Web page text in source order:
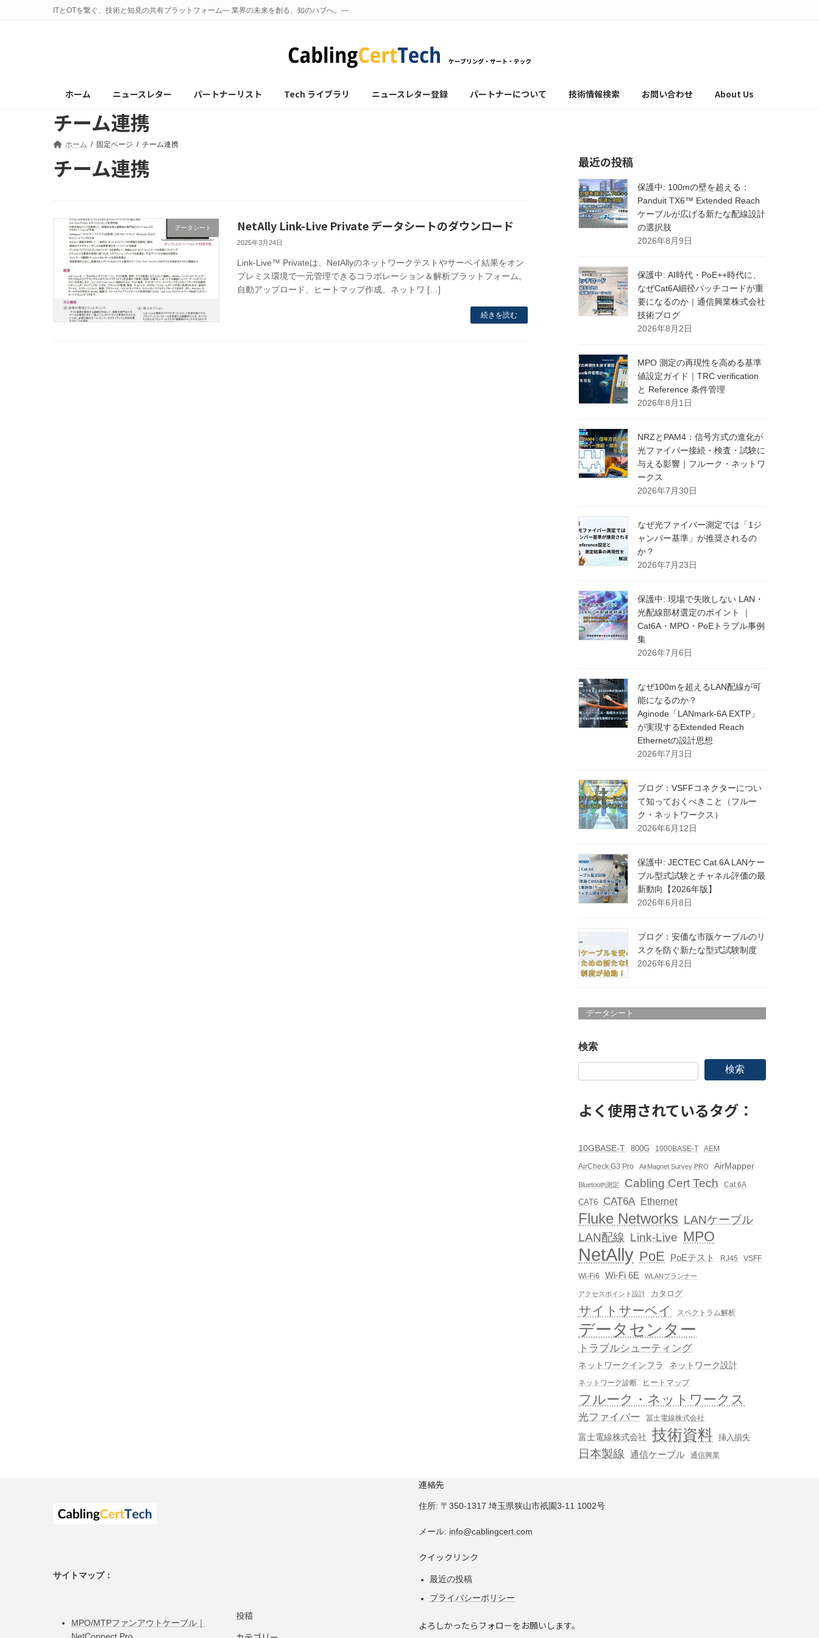
ITとOTを繋ぐ、技術と知見の共有プラットフォーム— 業界の未来を創る、知のハブへ。—
ホーム ニュースレター パートナーリスト Tech ライブラリ ニュースレター登録 パートナーについて 技術情報検索 お問い合わせ About Us
チーム連携
ホーム 固定ページ チーム連携
チーム連携
データシート NetAlly Link-Live Private データシートのダウンロード
2025年3月24日
Link-Live™ Privateは、NetAllyのネットワークテストやサーベイ結果をオン
プレミス環境で一元管理できるコラボレーション＆解析プラットフォーム。
自動アップロード、ヒートマップ作成、ネットワ […]
続きを読む
最近の投稿
保護中: 100mの壁を超える：
Panduit TX6™ Extended Reach
ケーブルが広げる新たな配線設計
の選択肢
2026年8月9日
保護中: AI時代・PoE++時代に、
なぜCat6A細径パッチコードが重
要になるのか｜通信興業株式会社
技術ブログ
2026年8月2日
MPO 測定の再現性を高める基準
値設定ガイド｜TRC verification
と Reference 条件管理
2026年8月1日
NRZとPAM4：信号方式の進化が
光ファイバー接続・検査・試験に
与える影響｜フルーク・ネットワ
ークス
2026年7月30日
なぜ光ファイバー測定では「1ジ
ャンパー基準」が推奨されるの
か？
2026年7月23日
保護中: 現場で失敗しない LAN・
光配線部材選定のポイント ｜
Cat6A・MPO・PoEトラブル事例
集
2026年7月6日
なぜ100mを超えるLAN配線が可
能になるのか？
Aginode「LANmark-6A EXTP」
が実現するExtended Reach
Ethernetの設計思想
2026年7月3日
ブログ：VSFFコネクターについ
て知っておくべきこと（フルー
ク・ネットワークス）
2026年6月12日
保護中: JECTEC Cat.6A LANケー
ブル型式試験とチャネル評価の最
新動向【2026年版】
2026年6月8日
ブログ：安価な市販ケーブルのリ
スクを防ぐ新たな型式試験制度
2026年6月2日
データシート
検索
検索
よく使用されているタグ：
10GBASE-T 800G 1000BASE-T AEM
AirCheck G3 Pro AirMagnet Survey PRO AirMapper
Bluetooth測定 Cabling Cert Tech Cat.6A
CAT6 CAT6A Ethernet
Fluke Networks LANケーブル
LAN配線 Link-Live MPO
NetAlly PoE PoEテスト RJ45 VSFF
Wi-Fi6 Wi-Fi 6E WLANプランナー
アクセスポイント設計 カタログ
サイトサーベイ スペクトラム解析
データセンター
トラブルシューティング
ネットワークインフラ ネットワーク設計
ネットワーク診断 ヒートマップ
フルーク・ネットワークス
光ファイバー 冨士電線株式会社
富士電線株式会社 技術資料 挿入損失
日本製線 通信ケーブル 通信興業
サイトマップ：
MPO/MTPファンアウトケーブル｜
NetConnect Pro
投稿
連絡先
住所: 〒350-1317 埼玉県狭山市祇園3-11 1002号
メール: info@cablingcert.com
クイックリンク
最近の投稿
プライバシーポリシー
よろしかったらフォローをお願いします。